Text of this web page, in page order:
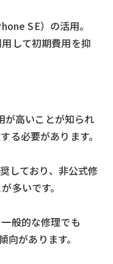
SE）の活用。
して初期費用を抑
が高いことが知られ
る必要があります。
しており、非公式修
多いです。
般的な修理でも
があります。